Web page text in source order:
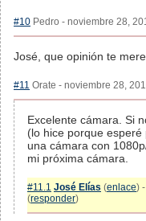
#10 Pedro - noviembre 28,
José, que opinión te
#11 Orate - noviembre 28,
Excelente cámara. Si
(lo hice porque
una cámara con
mi próxima cámara.
#11.1 José Elías (enlace)
(responder)